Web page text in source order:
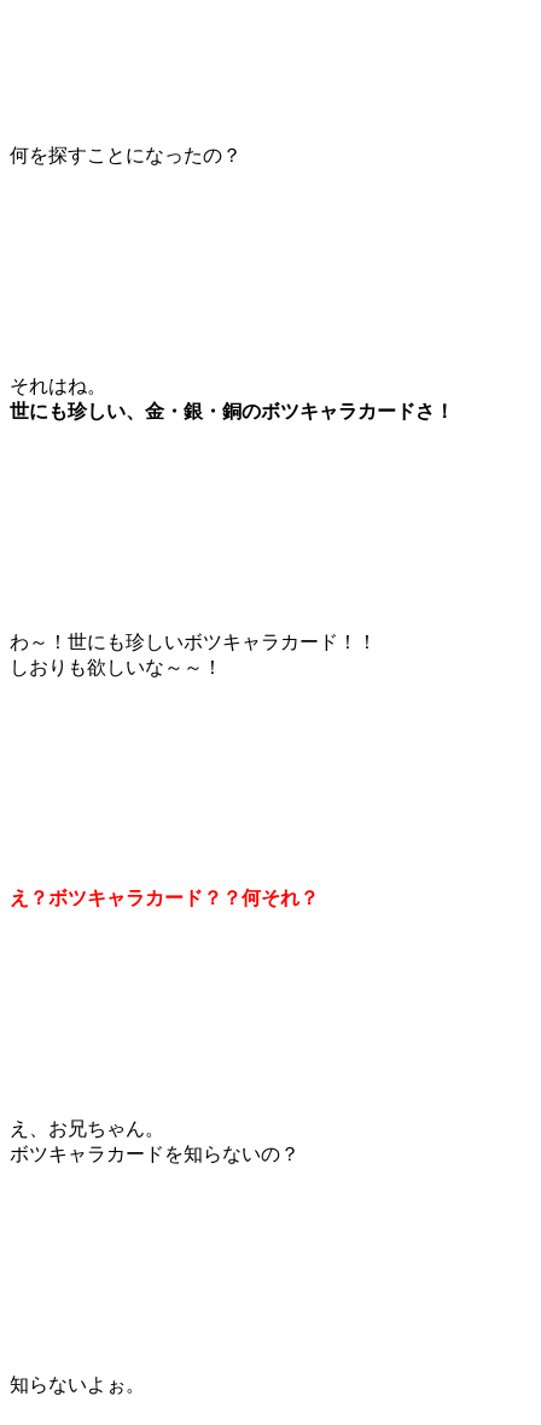
何を探すことになったの？
それはね。
世にも珍しい、金・銀・銅のボツキャラカードさ！
わ～！世にも珍しいボツキャラカード！！
しおりも欲しいな～～！
え？ボツキャラカード？？何それ？
え、お兄ちゃん。
ボツキャラカードを知らないの？
知らないよぉ。